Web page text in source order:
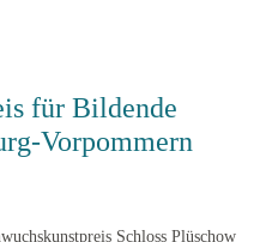
für Bildende
Vorpommern